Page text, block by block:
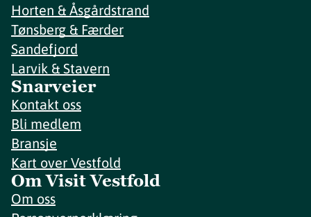
Horten & Åsgårdstrand
Tønsberg & Færder
Sandefjord
Larvik & Stavern
Snarveier
Kontakt oss
Bli medlem
Bransje
Kart over Vestfold
Om Visit Vestfold
Om oss